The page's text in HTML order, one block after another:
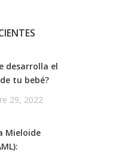
desarrolla el
tu bebé?
29, 2022
Mieloide